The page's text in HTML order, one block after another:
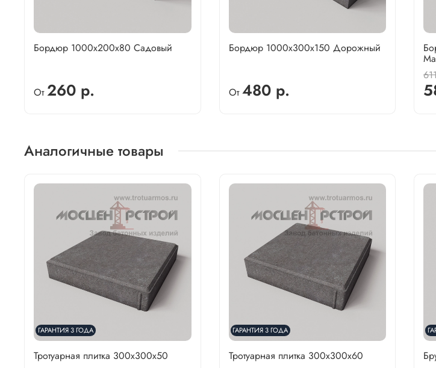
Бордюр 1000х200х80 Садовый
От 260 р.
Бордюр 1000х300х150 Дорожный
От 480 р.
Аналогичные товары
ГАРАНТИЯ 3 ГОДА
Тротуарная плитка 300х300х50
ГАРАНТИЯ 3 ГОДА
Тротуарная плитка 300х300х60